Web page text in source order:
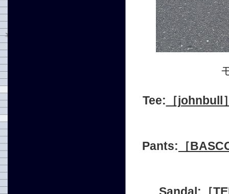
Tee: ［
Pants: ［